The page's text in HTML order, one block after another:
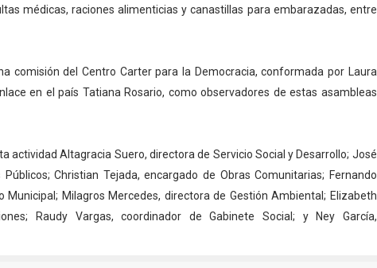
médicas, raciones alimenticias y canastillas para embarazadas, entre
comisión del Centro Carter para la Democracia, conformada por Laura
en el país Tatiana Rosario, como observadores de estas asambleas
actividad Altagracia Suero, directora de Servicio Social y Desarrollo; José
Christian Tejada, encargado de Obras Comunitarias; Fernando
Municipal; Milagros Mercedes, directora de Gestión Ambiental; Elizabeth
Raudy Vargas, coordinador de Gabinete Social; y Ney García,